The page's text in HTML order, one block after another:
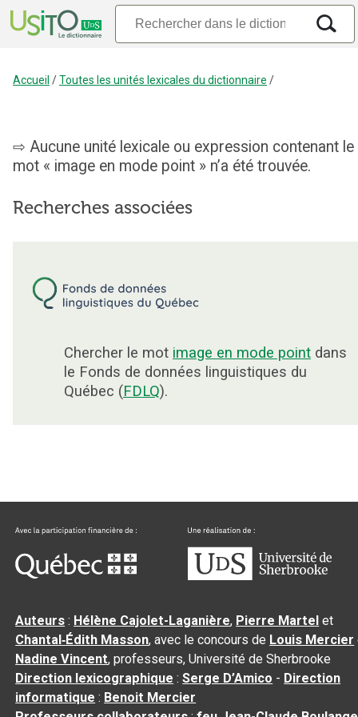
Accueil /Toutes les unités lexicales du dictionnaire /
Aucune unité lexicale ou expression contenant le
mot « image en mode point » n’a été trouvée.
Recherches associées
Chercher le mot image en mode point dans
le Fonds de données linguistiques du
Québec (FDLQ).
Auteurs : Hélène Cajolet-Laganière, Pierre Martel et
Chantal‑Édith Masson, avec le concours de Louis Mercier
Nadine Vincent, professeurs, Université de Sherbrooke
Direction lexicographique :Serge D’Amico - Direction
informatique : Benoit Mercier